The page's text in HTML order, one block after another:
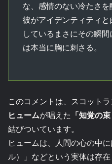
な、感情のない冷たさを
彼がアイデンティティ
しているまさにその瞬
は本当に胸に刺さる。
このコメントは、スコット
ヒュームが唱えた 「知覚の
結びついています。
ヒュームは、人間の心の中
ル）」などという実体は存在